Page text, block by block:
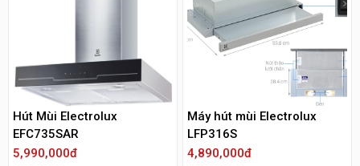
Hút Mùi Electrolux
EFC735SAR
5,990,000đ
Máy hút mùi Electrolux
LFP316S
4,890,000đ